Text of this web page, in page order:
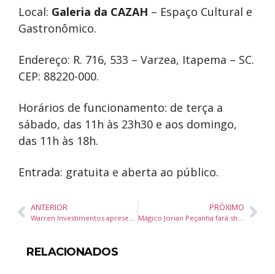
Local: Galeria da CAZAH – Espaço Cultural e
Gastronômico.
Endereço: R. 716, 533 – Varzea, Itapema – SC.
CEP: 88220-000.
Horários de funcionamento: de terça a
sábado, das 11h às 23h30 e aos domingo,
das 11h às 18h.
Entrada: gratuita e aberta ao público.
ANTERIOR PRÓXIMO
RELACIONADOS